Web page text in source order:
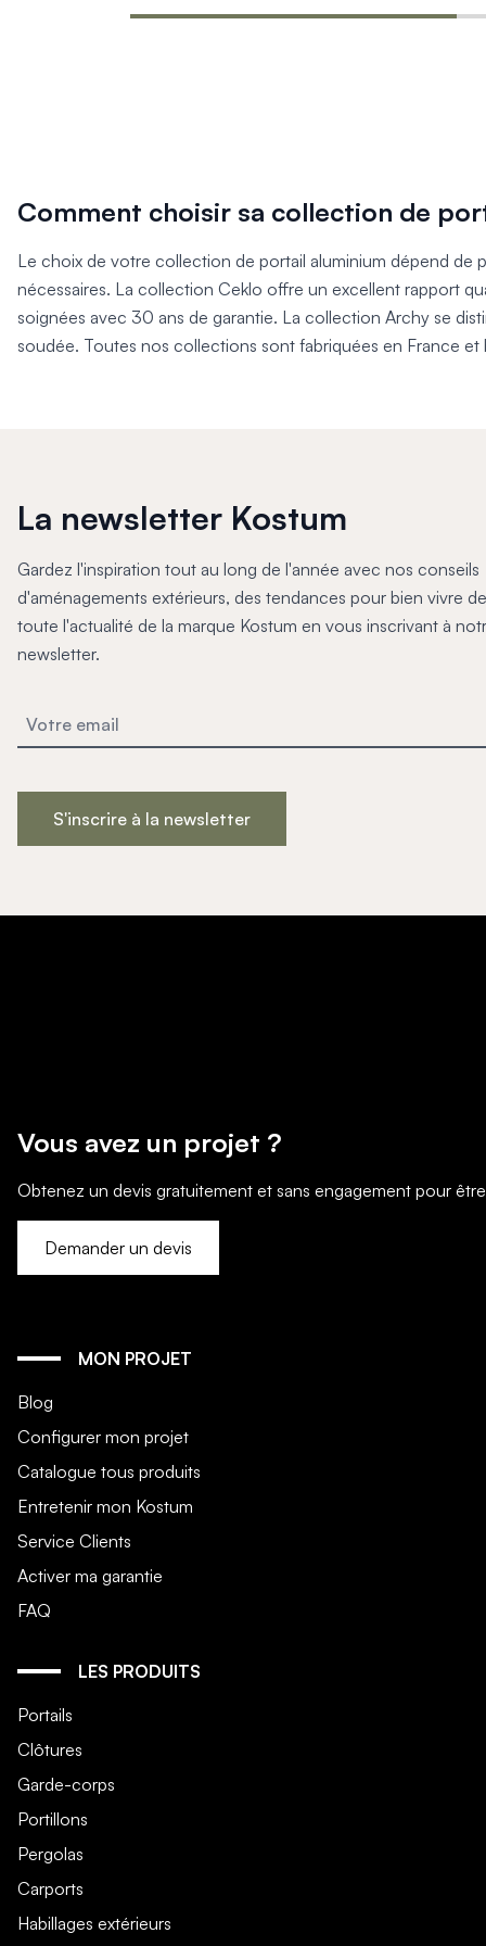
Comment choisir sa collection de
Le choix de votre collection de portail aluminium dépend de
nécessaires. La collection Ceklo offre un excellent rapport
soignées avec 30 ans de garantie. La collection Archy se
soudée. Toutes nos collections sont fabriquées en France
La newsletter Kostum
Gardez l'inspiration tout au long de l'année avec nos conseils
d'aménagements extérieurs, des tendances pour bien vivre
toute l'actualité de la marque Kostum en vous inscrivant à
newsletter.
S'inscrire à la newsletter
Vous avez un projet ?
Obtenez un devis gratuitement et sans engagement pour
Demander un devis
MON PROJET
Blog
Configurer mon projet
Catalogue tous produits
Entretenir mon Kostum
Service Clients
Activer ma garantie
FAQ
LES PRODUITS
Portails
Clôtures
Garde-corps
Portillons
Pergolas
Carports
Habillages extérieurs